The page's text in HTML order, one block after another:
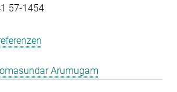
57-1454
Arumugam